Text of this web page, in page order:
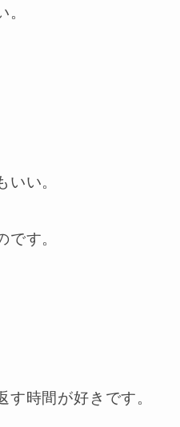
い。
す。
時間が好きです。